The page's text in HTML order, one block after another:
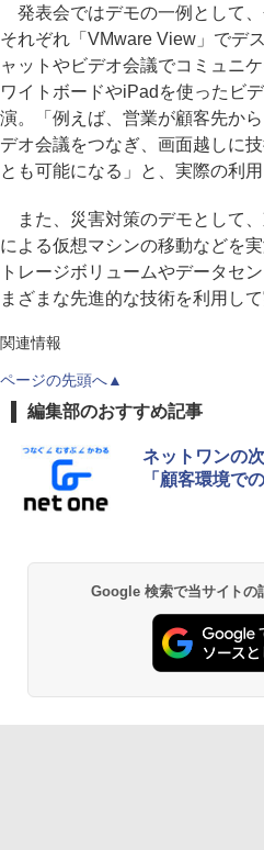
発表会ではデモの一例として
それぞれ「VMware View」でデ
ャットやビデオ会議でコミュニ
ワイトボードやiPadを使ったビ
演。「例えば、営業が顧客先か
デオ会議をつなぎ、画面越しに
とも可能になる」と、実際の利
また、災害対策のデモとして、
による仮想マシンの移動などを
トレージボリュームやデータセ
まざまな先進的な技術を利用し
関連情報
ページの先頭へ▲
編集部のおすすめ記事
ネットワンの
「顧客環境で
Google 検索で当サイトの